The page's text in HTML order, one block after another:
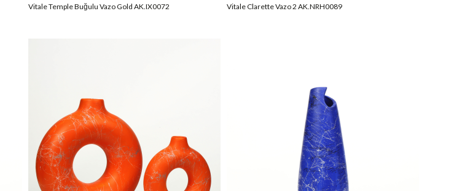
Vitale Temple Buğulu Vazo Gold AK.IX0072 Vitale Clarette Vazo 2 AK.NRH0089